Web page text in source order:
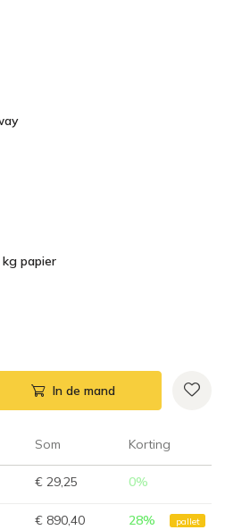
papier
In de mand
Som Korting
€ 29,25 0%
€ 890,40 28% pallet